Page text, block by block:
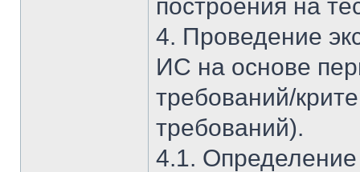
построения на
4. Проведение
ИС на основе
требований/
требований).
4.1. Определение